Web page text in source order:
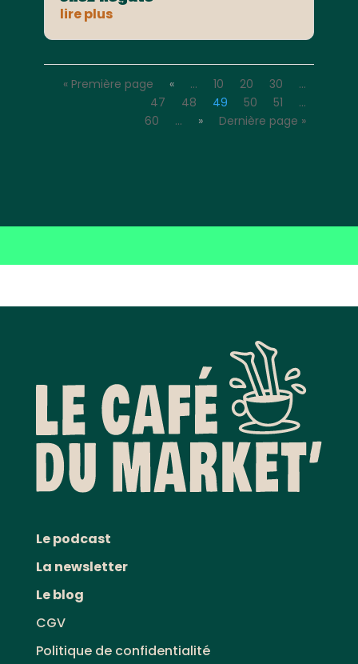
lire plus
« Première page « … 10 20 30
…
47
48 49 50 51
…
60
… » Dernière page »
Le podcast
La newsletter
Le blog
CGV
Politique de confidentialité